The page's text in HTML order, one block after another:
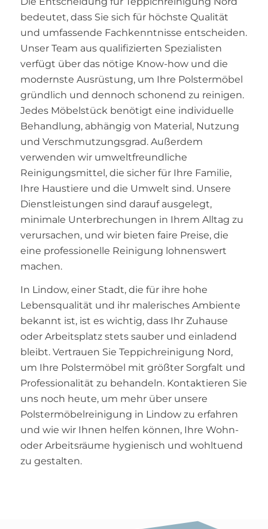
bedeutet, dass Sie sich für höchste Qualität
und umfassende Fachkenntnisse entscheiden.
Unser Team aus qualifizierten Spezialisten
verfügt über das nötige Know-how und die
modernste Ausrüstung, um Ihre Polstermöbel
gründlich und dennoch schonend zu reinigen.
Jedes Möbelstück benötigt eine individuelle
Behandlung, abhängig von Material, Nutzung
und Verschmutzungsgrad. Außerdem
verwenden wir umweltfreundliche
Reinigungsmittel, die sicher für Ihre Familie,
Ihre Haustiere und die Umwelt sind. Unsere
Dienstleistungen sind darauf ausgelegt,
minimale Unterbrechungen in Ihrem Alltag zu
verursachen, und wir bieten faire Preise, die
eine professionelle Reinigung lohnenswert
machen.
In Lindow, einer Stadt, die für ihre hohe
Lebensqualität und ihr malerisches Ambiente
bekannt ist, ist es wichtig, dass Ihr Zuhause
oder Arbeitsplatz stets sauber und einladend
bleibt. Vertrauen Sie Teppichreinigung Nord,
um Ihre Polstermöbel mit größter Sorgfalt und
Professionalität zu behandeln. Kontaktieren Sie
uns noch heute, um mehr über unsere
Polstermöbelreinigung in Lindow zu erfahren
und wie wir Ihnen helfen können, Ihre Wohn-
oder Arbeitsräume hygienisch und wohltuend
zu gestalten.